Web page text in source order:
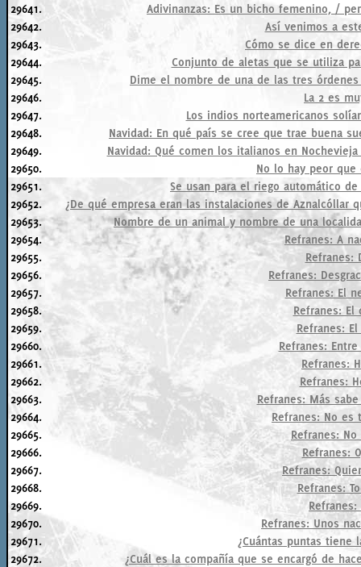
29641.
Adivinanzas: Es un bicho femenino, /
29642.
Así venimos a
29643.
Cómo se dice en
29644.
Conjunto de aletas que se utiliza
29645.
Dime el nombre de una de las tres
29646.
La 2 es
29647.
Los indios norteamericanos
29648.
Navidad: En qué país se cree que trae buena
29649.
Navidad: Qué comen los italianos en
29650.
No lo hay peor
29651.
Se usan para el riego automático
29652.
¿De qué empresa eran las instalaciones de Aznalcóllar
29653.
Nombre de un animal y nombre de una
29654.
Refranes: A
29655.
Refranes:
29656.
Refranes:
29657.
Refranes: El
29658.
Refranes:
29659.
Refranes:
29660.
Refranes:
29661.
Refranes:
29662.
Refranes:
29663.
Refranes: Más
29664.
Refranes: No
29665.
Refranes:
29666.
Refranes:
29667.
Refranes:
29668.
Refranes:
29669.
29670.
Refranes: Unos
29671.
¿Cuántas puntas tiene
29672.
¿Cuál es la compañía que se encargó de